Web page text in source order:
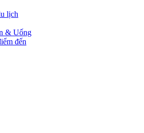
lịch
& Uống
đến